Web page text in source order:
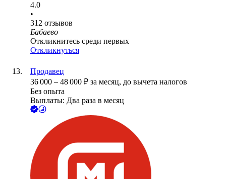
4.0
•
312 отзывов
Бабаево
Откликнитесь среди первых
Откликнуться
Продавец
36 000 – 48 000 ₽ за месяц, до вычета налогов
Без опыта
Выплаты: Два раза в месяц